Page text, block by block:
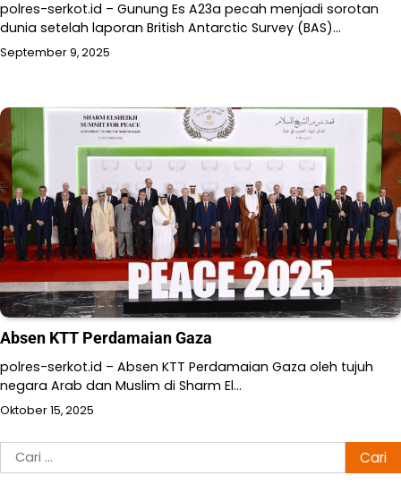
polres-serkot.id – Gunung Es A23a pecah menjadi sorotan
dunia setelah laporan British Antarctic Survey (BAS)…
September 9, 2025
Absen KTT Perdamaian Gaza
polres-serkot.id – Absen KTT Perdamaian Gaza oleh tujuh
negara Arab dan Muslim di Sharm El…
Oktober 15, 2025
Cari
untuk: